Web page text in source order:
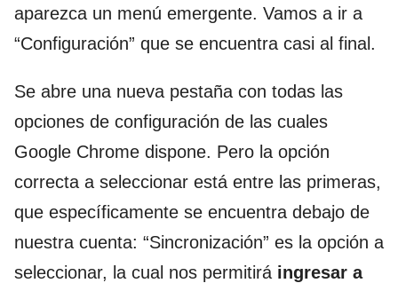
aparezca un menú emergente. Vamos a ir a
“Configuración” que se encuentra casi al final.
Se abre una nueva pestaña con todas las
opciones de configuración de las cuales
Google Chrome dispone. Pero la opción
correcta a seleccionar está entre las primeras,
que específicamente se encuentra debajo de
nuestra cuenta: “Sincronización” es la opción a
seleccionar, la cual nos permitirá ingresar a